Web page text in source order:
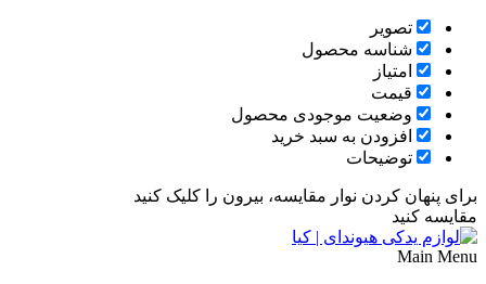
تصویر
شناسه محصول
امتیاز
قیمت
وضعیت موجودی محصول
افزودن به سبد خرید
توضیحات
برای پنهان کردن نوار مقایسه، بیرون را کلیک کنید
مقایسه کنید
Main Menu